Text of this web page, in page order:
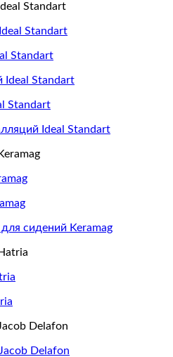
Standart
Standart
Standart
Ideal Standart
Standart
Ideal Standart
сидений Keramag
Delafon
Delafon